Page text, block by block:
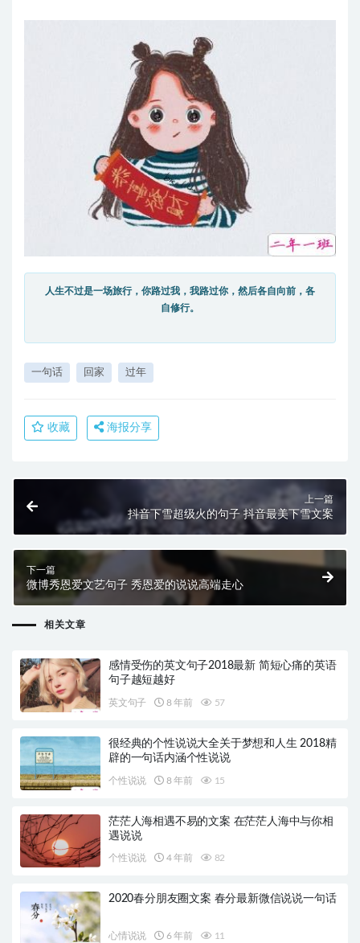
人生不过是一场旅行，你路过我，我路过你，然后各自向前，各
自修行。
一句话 回家 过年
收藏 海报分享
上一篇
抖音下雪超级火的句子 抖音最美下雪文案
下一篇
微博秀恩爱文艺句子 秀恩爱的说说高端走心
相关文章
感情受伤的英文句子2018最新 简短心痛的英语
句子越短越好
英文句子 8 年前 57
很经典的个性说说大全关于梦想和人生 2018精
辟的一句话内涵个性说说
个性说说 8 年前 15
茫茫人海相遇不易的文案 在茫茫人海中与你相
遇说说
个性说说 4 年前 82
2020春分朋友圈文案 春分最新微信说说一句话
心情说说 6 年前 11